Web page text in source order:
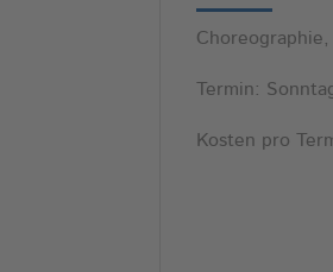
Termin:
Kosten pro